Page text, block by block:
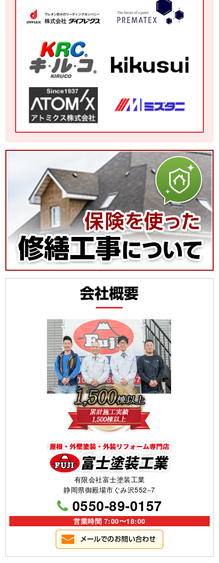
有限会社富士塗装工業
静岡県御殿場市ぐみ沢552−7
0550-89-0157
営業時間 7:00〜18:00